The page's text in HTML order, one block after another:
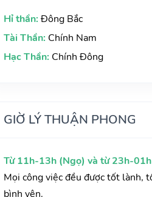
Hỉ thần: Đông Bắc
Tài Thần: Chính Nam
Hạc Thần: Chính Đông
GIỜ LÝ THUẬN PHONG
Từ 11h-13h (Ngọ) và từ 23h-
Mọi công việc đều được tốt lành,
bình yên.